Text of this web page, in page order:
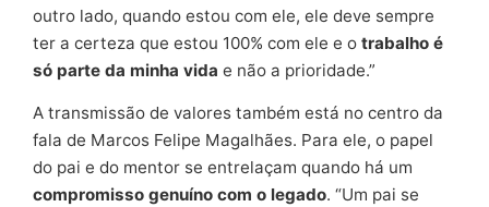
outro lado, quando estou com ele, ele deve sempre
ter a certeza que estou 100% com ele e o trabalho é
só parte da minha vida e não a prioridade.”
A transmissão de valores também está no centro da
fala de Marcos Felipe Magalhães. Para ele, o papel
do pai e do mentor se entrelaçam quando há um
compromisso genuíno com o legado. “Um pai se